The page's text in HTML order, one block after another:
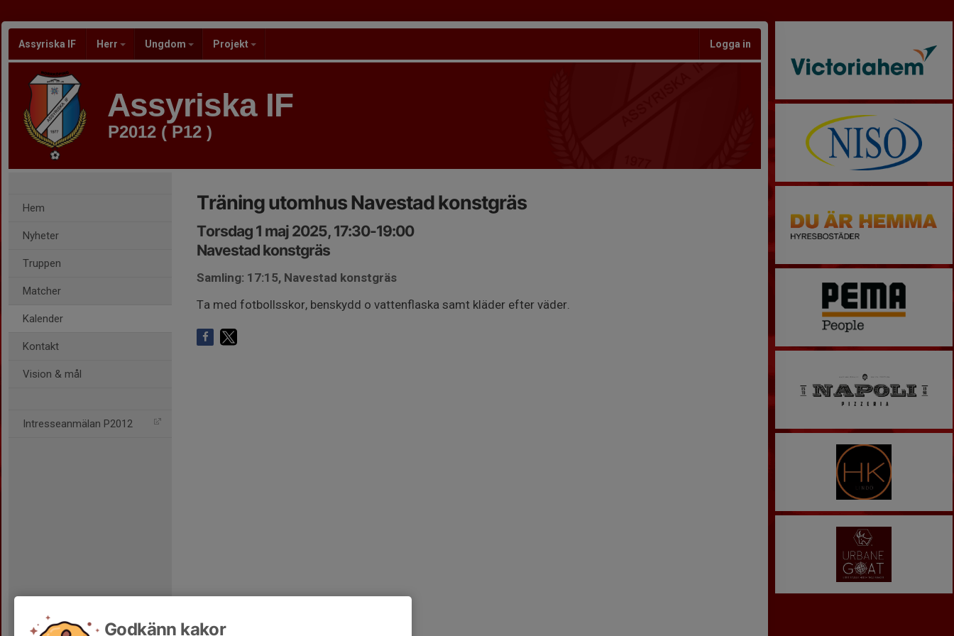
Assyriska IF Herr Ungdom Projekt Logga in
Assyriska IF
P2012 ( P12 )
Hem
Nyheter
Truppen
Matcher
Kalender
Kontakt
Vision & mål
Intresseanmälan P2012
Träning utomhus Navestad konstgräs
Torsdag 1 maj 2025, 17:30-19:00
Navestad konstgräs
Samling: 17:15, Navestad konstgräs
Ta med fotbollsskor, benskydd o vattenflaska samt kläder efter väder.
Godkänn kakor